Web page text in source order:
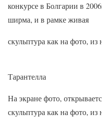
конкурсе в Болгарии в
ширма, и в рамке живая
скульптура как на фото, из
Тарантелла
На экране фото,
скульптура как на фото, из